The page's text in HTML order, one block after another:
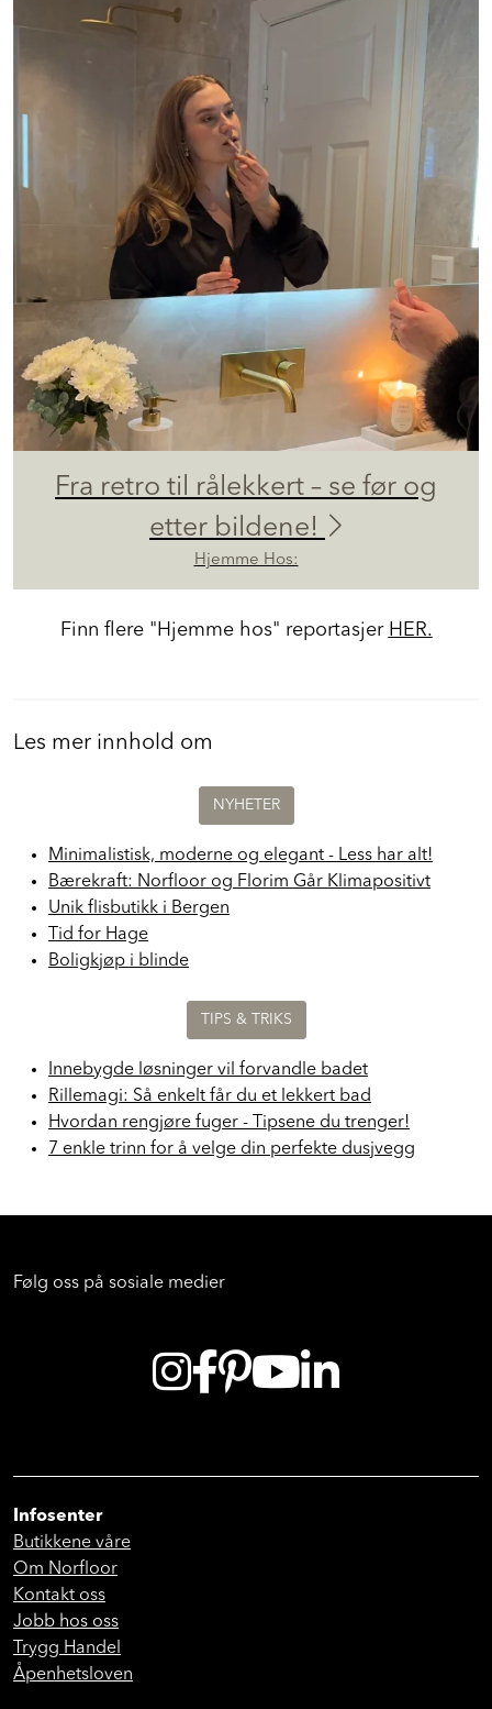
Fra retro til rålekkert – se før og
etter bildene!
Hjemme Hos:
Finn flere "Hjemme hos" reportasjer HER.
Les mer innhold om
NYHETER
Minimalistisk, moderne og elegant - Less har alt!
Bærekraft: Norfloor og Florim Går Klimapositivt
Unik flisbutikk i Bergen
Tid for Hage
Boligkjøp i blinde
TIPS & TRIKS
Innebygde løsninger vil forvandle badet
Rillemagi: Så enkelt får du et lekkert bad
Hvordan rengjøre fuger - Tipsene du trenger!
7 enkle trinn for å velge din perfekte dusjvegg
Følg oss på sosiale medier
Infosenter
Butikkene våre
Om Norfloor
Kontakt oss
Jobb hos oss
Trygg Handel
Åpenhetsloven